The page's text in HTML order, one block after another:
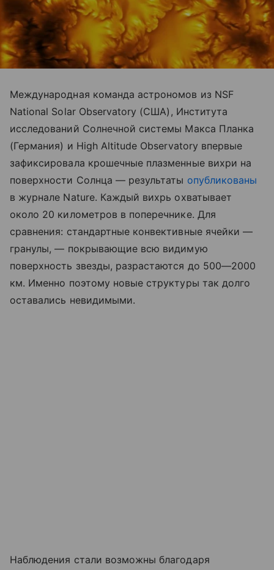
Международная команда астрономов из NSF
National Solar Observatory (США), Института
исследований Солнечной системы Макса Планка
(Германия) и High Altitude Observatory впервые
зафиксировала крошечные плазменные вихри на
поверхности Солнца — результаты опубликованы
в журнале Nature. Каждый вихрь охватывает
около 20 километров в поперечнике. Для
сравнения: стандартные конвективные ячейки —
гранулы, — покрывающие всю видимую
поверхность звезды, разрастаются до 500—2000
км. Именно поэтому новые структуры так долго
оставались невидимыми.
Наблюдения стали возможны благодаря